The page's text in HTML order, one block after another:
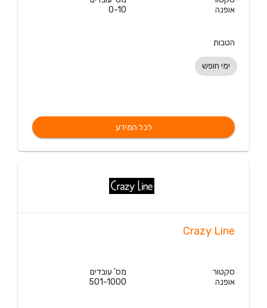
אופנה
0-10
הטבות
ימי חופש
לכל המידע
Crazy Line
סקטור
אופנה
מס' עובדים
501-1000